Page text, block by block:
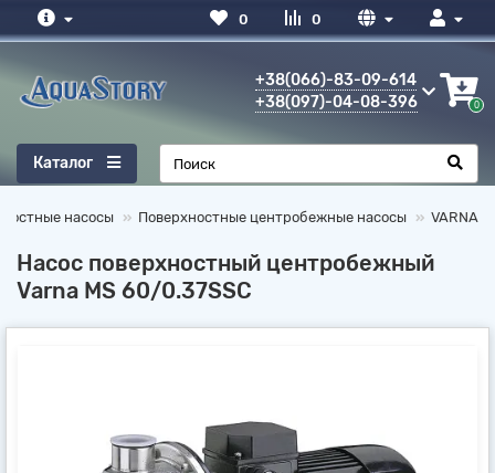
0
0
+38(066)-83-09-614
+38(097)-04-08-396
0
Каталог
насосы Поверхностные центробежные насосы VARNA
Насос поверхностный центробежный
Varna MS 60/0.37SSC